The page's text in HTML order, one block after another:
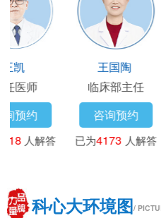
主任医师
咨询预约
已为3718 人解答
临床
咨询
已为4173
科心大环境图/